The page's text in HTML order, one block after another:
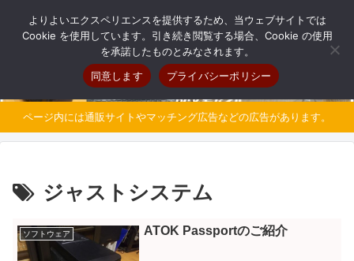
自分だけのオリジナルパソコンを持とう
ページ内には通販サイトやマッチング広告などの広告があります。
ジャストシステム
ソフトウェア ATOK Passportのご紹介
よりよいエクスペリエンスを提供するため、当ウェブサイトでは
Cookie を使用しています。引き続き閲覧する場合、Cookie の使用
を承諾したものとみなされます。
同意します
プライバシーポリシー